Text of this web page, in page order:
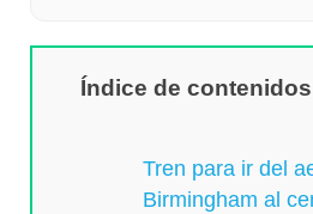
Índice de contenidos
Tren para ir del
Birmingham al